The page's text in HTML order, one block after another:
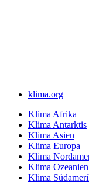
klima.org
Klima Afrika
Klima Antarktis
Klima Asien
Klima Europa
Klima
Klima Ozeanien
Klima